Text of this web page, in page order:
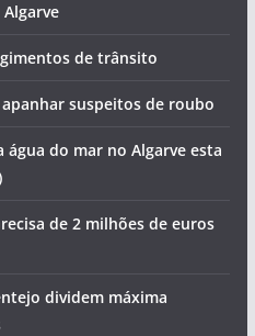
de trânsito
suspeitos de roubo
do mar no Algarve esta
de 2 milhões de euros
dividem máxima